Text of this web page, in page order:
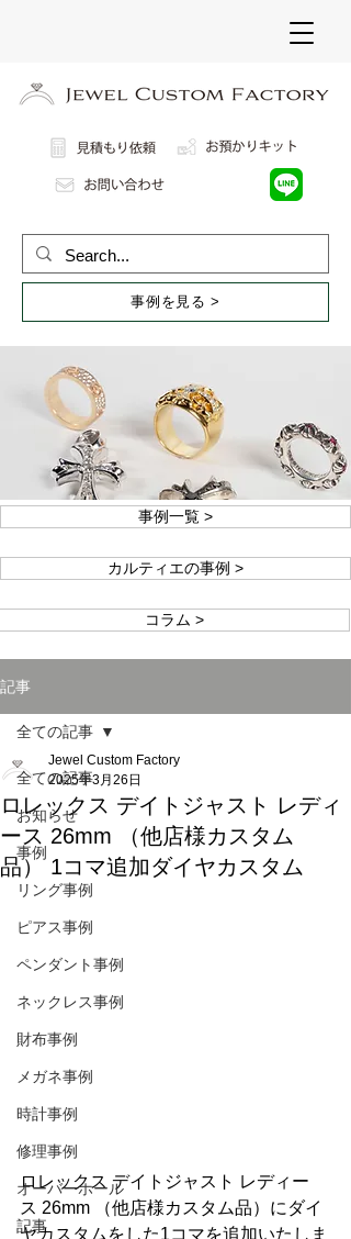
事例を見る >
事例一覧 >
カルティエの事例 >
コラム >
記事
全ての記事
お知らせ
事例
リング事例
ピアス事例
ペンダント事例
ネックレス事例
財布事例
メガネ事例
時計事例
修理事例
オーバーホール
記事
全ての記事
ロレックス デイトジャスト レディ
ース 26mm （他店様カスタム
品） 1コマ追加ダイヤカスタム
Jewel Custom Factory
2025年3月26日
ロレックス デイトジャスト レディー
ス 26mm （他店様カスタム品）にダイ
ヤカスタムをした1コマを追加いたしま